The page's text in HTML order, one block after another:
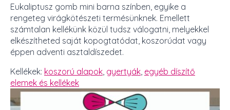
Eukaliptusz gomb mini barna színben, egyike a
rengeteg virágkötészeti termésünknek. Emellett
számtalan kellékünk közül tudsz válogatni, melyekkel
elkészítheted saját kopogtatódat, koszorúdat vagy
éppen adventi asztaldíszedet.
Kellékek: koszorú alapok gyertyák egyéb díszítő
elemek és kellékek